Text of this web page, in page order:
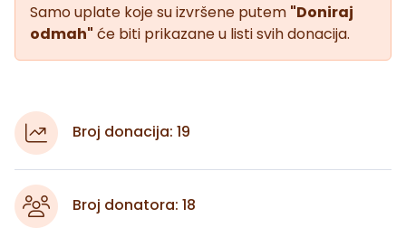
Samo uplate koje su izvršene putem "Doniraj
odmah" će biti prikazane u listi svih donacija.
Broj donacija: 19
Broj donatora: 18